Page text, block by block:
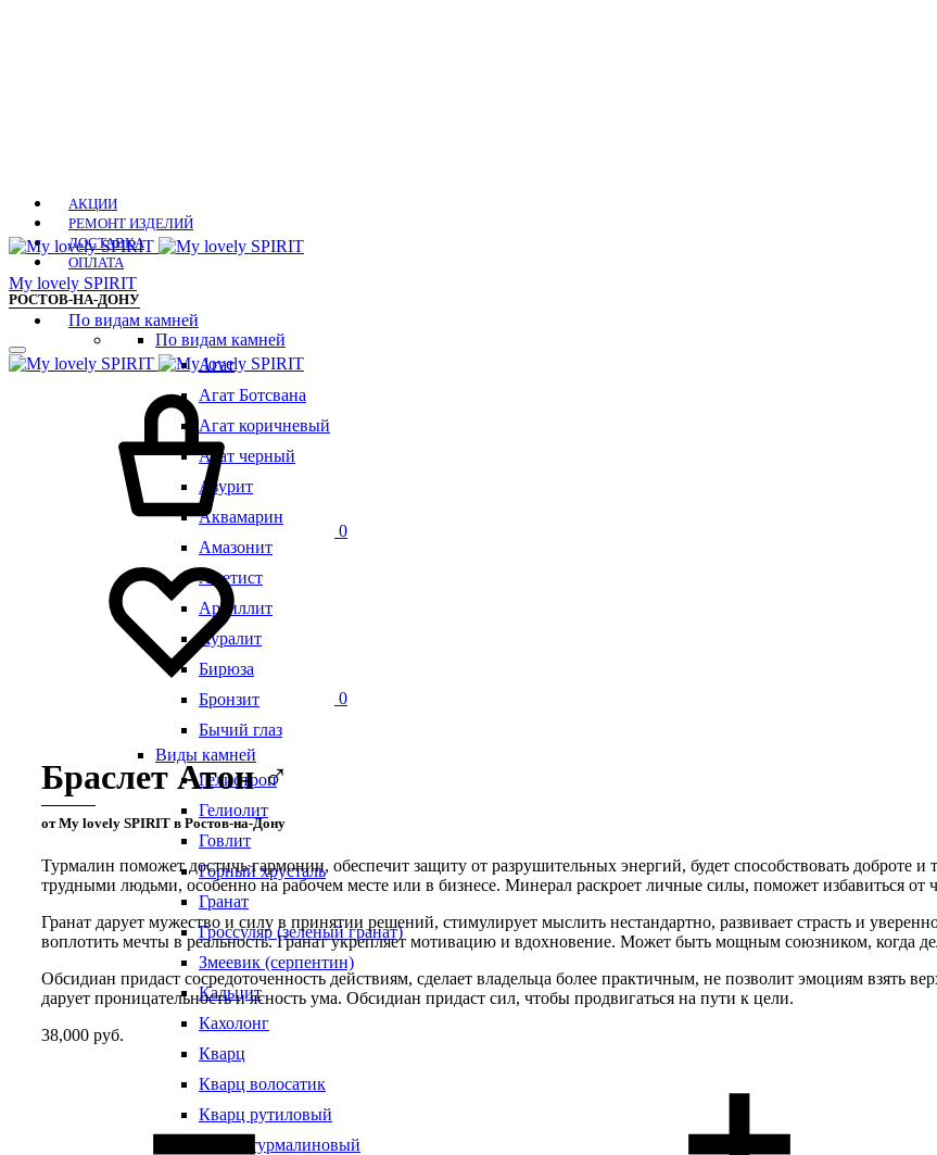
АКЦИИ
РЕМОНТ ИЗДЕЛИЙ
ДОСТАВКА
ОПЛАТА
РОСТОВ-НА-ДОНУ
Мy lovely SPIRIT
По видам камней
По видам камней
Агат
Агат Ботсвана
Агат коричневый
Агат черный
Азурит
Аквамарин
Амазонит
Аметист
Аргиллит
Ауралит
Бирюза
Бронзит
Бычий глаз
Виды камней
Гелиотроп
Гелиолит
Говлит
Горный хрусталь
Гранат
Гроссуляр (зеленый гранат)
Змеевик (серпентин)
Кальцит
Кахолонг
Кварц
Кварц волосатик
Кварц рутиловый
Кварц турмалиновый
0
0
Браслет Атон ♂
от My lovely SPIRIT в Ростов-на-Дону
Турмалин поможет достичь гармонии, обеспечит защиту от разрушительных энергий, будет способствовать доброте
трудными людьми, особенно на рабочем месте или в бизнесе. Минерал раскроет личные силы, поможет избавиться от
Гранат дарует мужество и силу в принятии решений, стимулирует мыслить нестандартно, развивает страсть и
воплотить мечты в реальность. Гранат укрепляет мотивацию и вдохновение. Может быть мощным союзником, когда
Обсидиан придаст сосредоточенность действиям, сделает владельца более практичным, не позволит эмоциям взять
дарует проницательность и ясность ума. Обсидиан придаст сил, чтобы продвигаться на пути к цели.
38,000 руб.